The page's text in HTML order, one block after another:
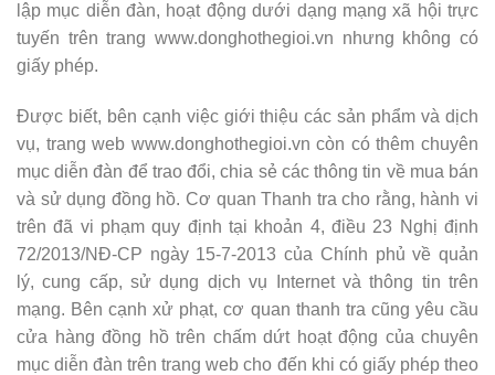
lập mục diễn đàn, hoạt động dưới dạng mạng xã hội trực
tuyến trên trang www.donghothegioi.vn nhưng không có
giấy phép.
Được biết, bên cạnh việc giới thiệu các sản phẩm và dịch
vụ, trang web www.donghothegioi.vn còn có thêm chuyên
mục diễn đàn để trao đổi, chia sẻ các thông tin về mua bán
và sử dụng đồng hồ. Cơ quan Thanh tra cho rằng, hành vi
trên đã vi phạm quy định tại khoản 4, điều 23 Nghị định
72/2013/NĐ-CP ngày 15-7-2013 của Chính phủ về quản
lý, cung cấp, sử dụng dịch vụ Internet và thông tin trên
mạng. Bên cạnh xử phạt, cơ quan thanh tra cũng yêu cầu
cửa hàng đồng hồ trên chấm dứt hoạt động của chuyên
mục diễn đàn trên trang web cho đến khi có giấy phép theo